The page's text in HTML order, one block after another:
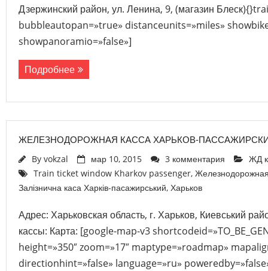
Дзержинский район, ул. Ленина, 9, (магазин
bubbleautopan=»true» distanceunits=»miles»
showpanoramio=»false»]
Подробнее
ЖЕЛЕЗНОДОРОЖНАЯ КАССА ХАРЬКОВ-
By vokzal мар 10, 2015 3 комментария
ЖД
Train ticket window Kharkov passenger,
Залізнична каса Харків-пасажирський, Харьков
Адрес: Харьковская область, г. Харьков, Киевський
кассы: Карта: [google-map-v3
height=»350″ zoom=»17″ maptype=»roadmap»
directionhint=»false» language=»ru»